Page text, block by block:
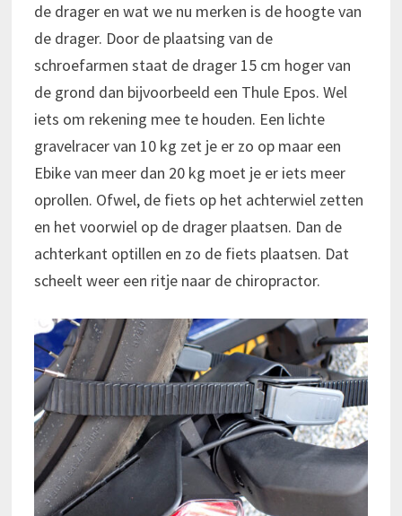
de drager en wat we nu merken is de hoogte van
de drager. Door de plaatsing van de
schroefarmen staat de drager 15 cm hoger van
de grond dan bijvoorbeeld een Thule Epos. Wel
iets om rekening mee te houden. Een lichte
gravelracer van 10 kg zet je er zo op maar een
Ebike van meer dan 20 kg moet je er iets meer
oprollen. Ofwel, de fiets op het achterwiel zetten
en het voorwiel op de drager plaatsen. Dan de
achterkant optillen en zo de fiets plaatsen. Dat
scheelt weer een ritje naar de chiropractor.